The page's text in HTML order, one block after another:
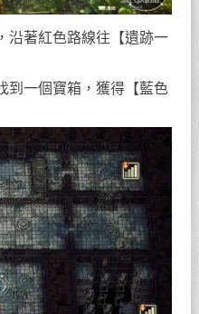
沿著紅色路線往【遺跡一
到一個寶箱，獲得【藍色